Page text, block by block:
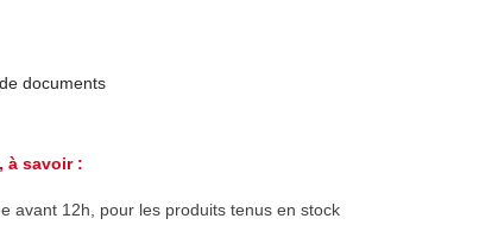
documents
à savoir :
avant 12h, pour les produits tenus en stock